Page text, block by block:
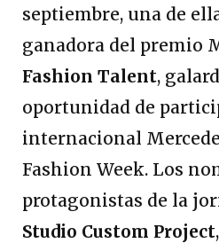
septiembre, una de
ganadora del premio
Fashion Talent,
oportunidad de
internacional
Fashion Week. Los
protagonistas de la
Studio Custom Project,